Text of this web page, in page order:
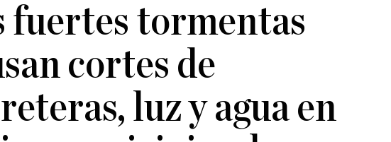
fuertes tormentas
cortes de
luz y agua en